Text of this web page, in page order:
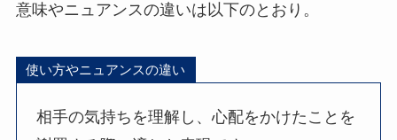
意味やニュアンスの違いは以下のとおり。
使い方やニュアンスの違い
相手の気持ちを理解し、心配をかけたことを